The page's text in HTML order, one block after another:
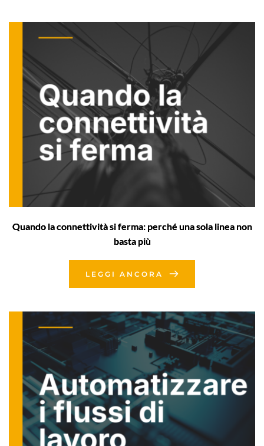
Quando la connettività si ferma: perché una sola linea non
basta più
LEGGI ANCORA